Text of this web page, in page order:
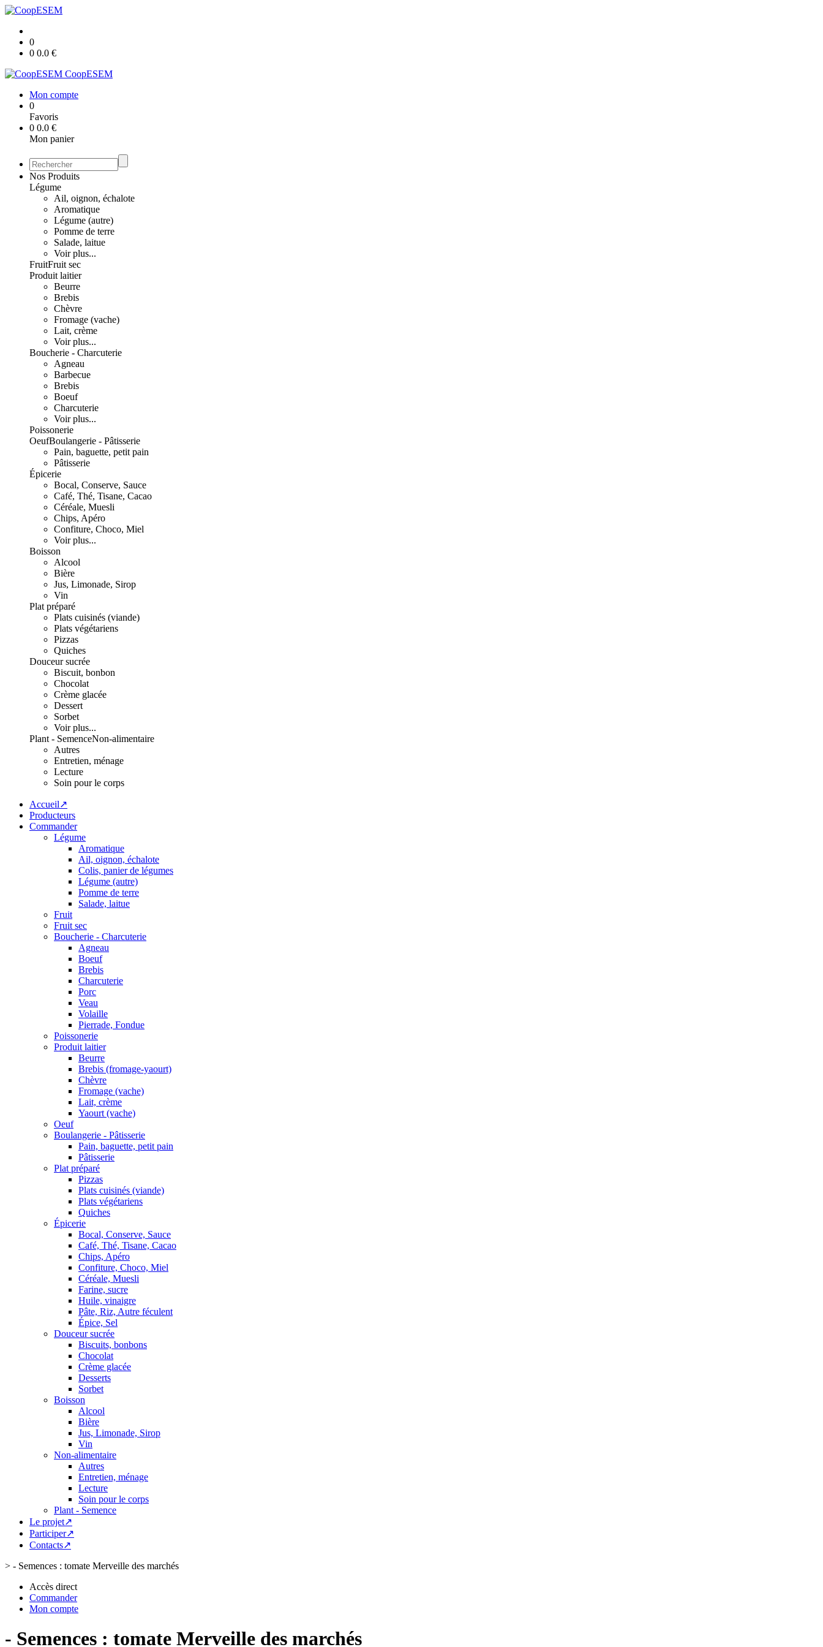
0
0 0.0 €
CoopESEM
Mon compte
0
Favoris
0 0.0 €
Mon panier
Nos Produits
Légume
Ail, oignon, échalote
Aromatique
Légume (autre)
Pomme de terre
Salade, laitue
Voir plus...
FruitFruit sec
Produit laitier
Beurre
Brebis
Chèvre
Fromage (vache)
Lait, crème
Voir plus...
Boucherie - Charcuterie
Agneau
Barbecue
Brebis
Boeuf
Charcuterie
Voir plus...
Poissonerie
OeufBoulangerie - Pâtisserie
Pain, baguette, petit pain
Pâtisserie
Épicerie
Bocal, Conserve, Sauce
Café, Thé, Tisane, Cacao
Céréale, Muesli
Chips, Apéro
Confiture, Choco, Miel
Voir plus...
Boisson
Alcool
Bière
Jus, Limonade, Sirop
Vin
Plat préparé
Plats cuisinés (viande)
Plats végétariens
Pizzas
Quiches
Douceur sucrée
Biscuit, bonbon
Chocolat
Crème glacée
Dessert
Sorbet
Voir plus...
Plant - SemenceNon-alimentaire
Autres
Entretien, ménage
Lecture
Soin pour le corps
Accueil↗
Producteurs
Commander
Légume
Aromatique
Ail, oignon, échalote
Colis, panier de légumes
Légume (autre)
Pomme de terre
Salade, laitue
Fruit
Fruit sec
Boucherie - Charcuterie
Agneau
Boeuf
Brebis
Charcuterie
Porc
Veau
Volaille
Pierrade, Fondue
Poissonerie
Produit laitier
Beurre
Brebis (fromage-yaourt)
Chèvre
Fromage (vache)
Lait, crème
Yaourt (vache)
Oeuf
Boulangerie - Pâtisserie
Pain, baguette, petit pain
Pâtisserie
Plat préparé
Pizzas
Plats cuisinés (viande)
Plats végétariens
Quiches
Épicerie
Bocal, Conserve, Sauce
Café, Thé, Tisane, Cacao
Chips, Apéro
Confiture, Choco, Miel
Céréale, Muesli
Farine, sucre
Huile, vinaigre
Pâte, Riz, Autre féculent
Épice, Sel
Douceur sucrée
Biscuits, bonbons
Chocolat
Crème glacée
Desserts
Sorbet
Boisson
Alcool
Bière
Jus, Limonade, Sirop
Vin
Non-alimentaire
Autres
Entretien, ménage
Lecture
Soin pour le corps
Plant - Semence
Le projet↗
Participer↗
Contacts↗
> - Semences : tomate Merveille des marchés
Accès direct
Commander
Mon compte
- Semences : tomate Merveille des marchés